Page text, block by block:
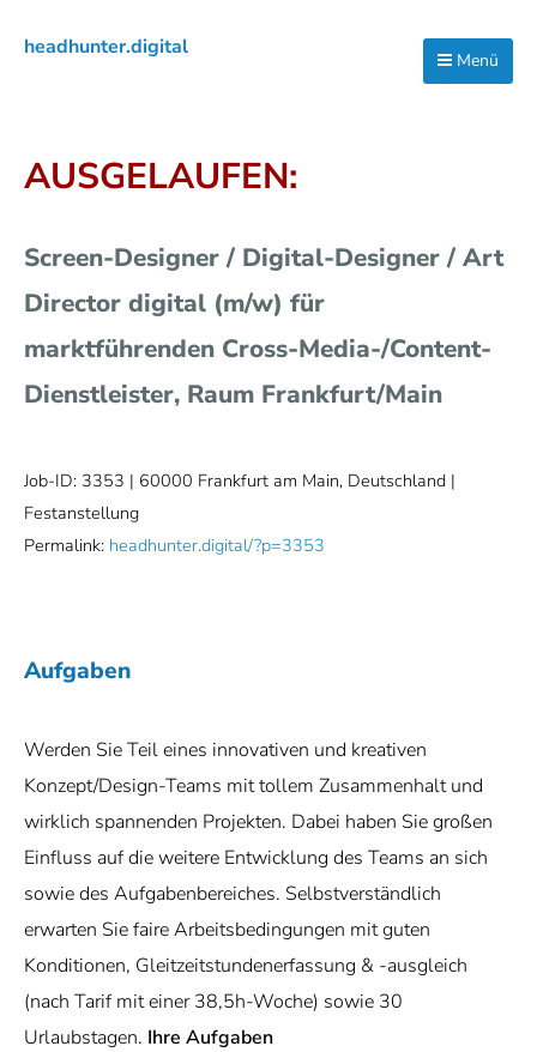
Hauptnavigation
Inhalt
Seitenspalte
headhunter.digital
Menü
AUSGELAUFEN:
Screen-Designer / Digital-Designer / Art
Director digital (m/w) für
marktführenden Cross-Media-/Content-
Dienstleister, Raum Frankfurt/Main
Job-ID: 3353 | 60000 Frankfurt am Main, Deutschland |
Festanstellung
Permalink: headhunter.digital/?p=3353
Aufgaben
Werden Sie Teil eines innovativen und kreativen
Konzept/Design-Teams mit tollem Zusammenhalt und
wirklich spannenden Projekten. Dabei haben Sie großen
Einfluss auf die weitere Entwicklung des Teams an sich
sowie des Aufgabenbereiches. Selbstverständlich
erwarten Sie faire Arbeitsbedingungen mit guten
Konditionen, Gleitzeitstundenerfassung & -ausgleich
(nach Tarif mit einer 38,5h-Woche) sowie 30
Urlaubstagen. Ihre Aufgaben